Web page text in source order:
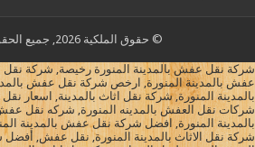
© حقوق الملكية 2026, جميع الحقوق محفوظة
شركة نقل عفش بالمدينة المنورة رخيصة, شركة نقل
عفش بالمدينة المنورة, ارخص شركة نقل عفش
بالمدينة المنورة, شركة نقل اثاث بالمدينة, اسعار
شركات نقل العفش بالمدينه المنورة, شركه نقل
بالمدينة المنورة, افضل شركة نقل عفش بالمدينة
شركة نقل الاثاث بالمدينة المنورة, نقل عفش, أفضل